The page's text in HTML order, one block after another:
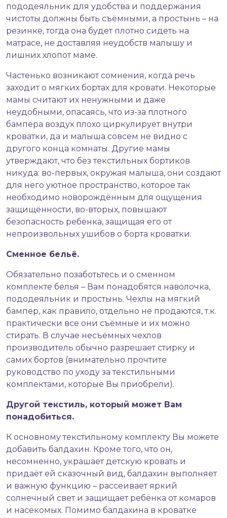
пододеяльник для удобства и поддержания
чистоты должны быть съёмными, а простынь – на
резинке, тогда она будет плотно сидеть на
матрасе, не доставляя неудобств малышу и
лишних хлопот маме.
Частенько возникают сомнения, когда речь
заходит о мягких бортах для кровати. Некоторые
мамы считают их ненужными и даже
неудобными, опасаясь, что из-за плотного
бампера воздух плохо циркулирует внутри
кроватки, да и малыша совсем не видно с
другого конца комнаты. Другие мамы
утверждают, что без текстильных бортиков
никуда: во-первых, окружая малыша, они создают
для него уютное пространство, которое так
необходимо новорождённым для ощущения
защищённости, во-вторых, повышают
безопасность ребёнка, защищая его от
непроизвольных ушибов о борта кроватки.
Сменное бельё.
Обязательно позаботьтесь и о сменном
комплекте белья – Вам понадобятся наволочка,
пододеяльник и простынь. Чехлы на мягкий
бампер, как правило, отдельно не продаются, т.к.
практически все они съёмные и их можно
стирать. В случае несъёмных чехлов
производитель обычно разрешает стирку и
самих бортов (внимательно прочтите
руководство по уходу за текстильными
комплектами, которые Вы приобрели).
Другой текстиль, который может Вам
понадобиться.
К основному текстильному комплекту Вы можете
добавить балдахин. Кроме того, что он,
несомненно, украшает детскую кровать и
придаёт ей сказочный вид, балдахин выполняет
и важную функцию – рассеивает яркий
солнечный свет и защищает ребёнка от комаров
и насекомых. Помимо балдахина в кроватке